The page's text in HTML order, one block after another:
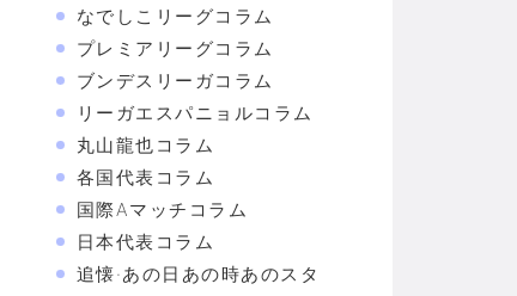
なでしこリーグコラム
プレミアリーグコラム
ブンデスリーガコラム
リーガエスパニョルコラム
丸山龍也コラム
各国代表コラム
国際Aマッチコラム
日本代表コラム
追懐·あの日あの時あのスタ